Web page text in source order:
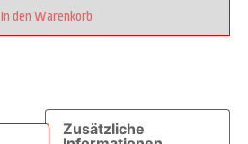
In den Warenkorb
Zusätzliche